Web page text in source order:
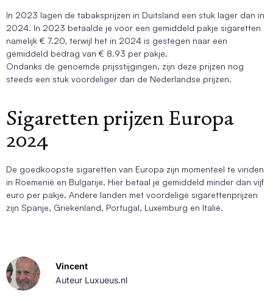
In 2023 lagen de tabaksprijzen in Duitsland een stuk lager dan in
2024. In 2023 betaalde je voor een gemiddeld pakje sigaretten
namelijk € 7.20, terwijl het in 2024 is gestegen naar een
gemiddeld bedrag van € 8.93 per pakje.
Ondanks de genoemde prijsstijgingen, zijn deze prijzen nog
steeds een stuk voordeliger dan de Nederlandse prijzen.
Sigaretten prijzen Europa
2024
De goedkoopste sigaretten van Europa zijn momenteel te vinden
in Roemenië en Bulgarije. Hier betaal je gemiddeld minder dan vijf
euro per pakje. Andere landen met voordelige sigarettenprijzen
zijn Spanje, Griekenland, Portugal, Luxemburg en Italië.
Vincent
Auteur Luxueus.nl